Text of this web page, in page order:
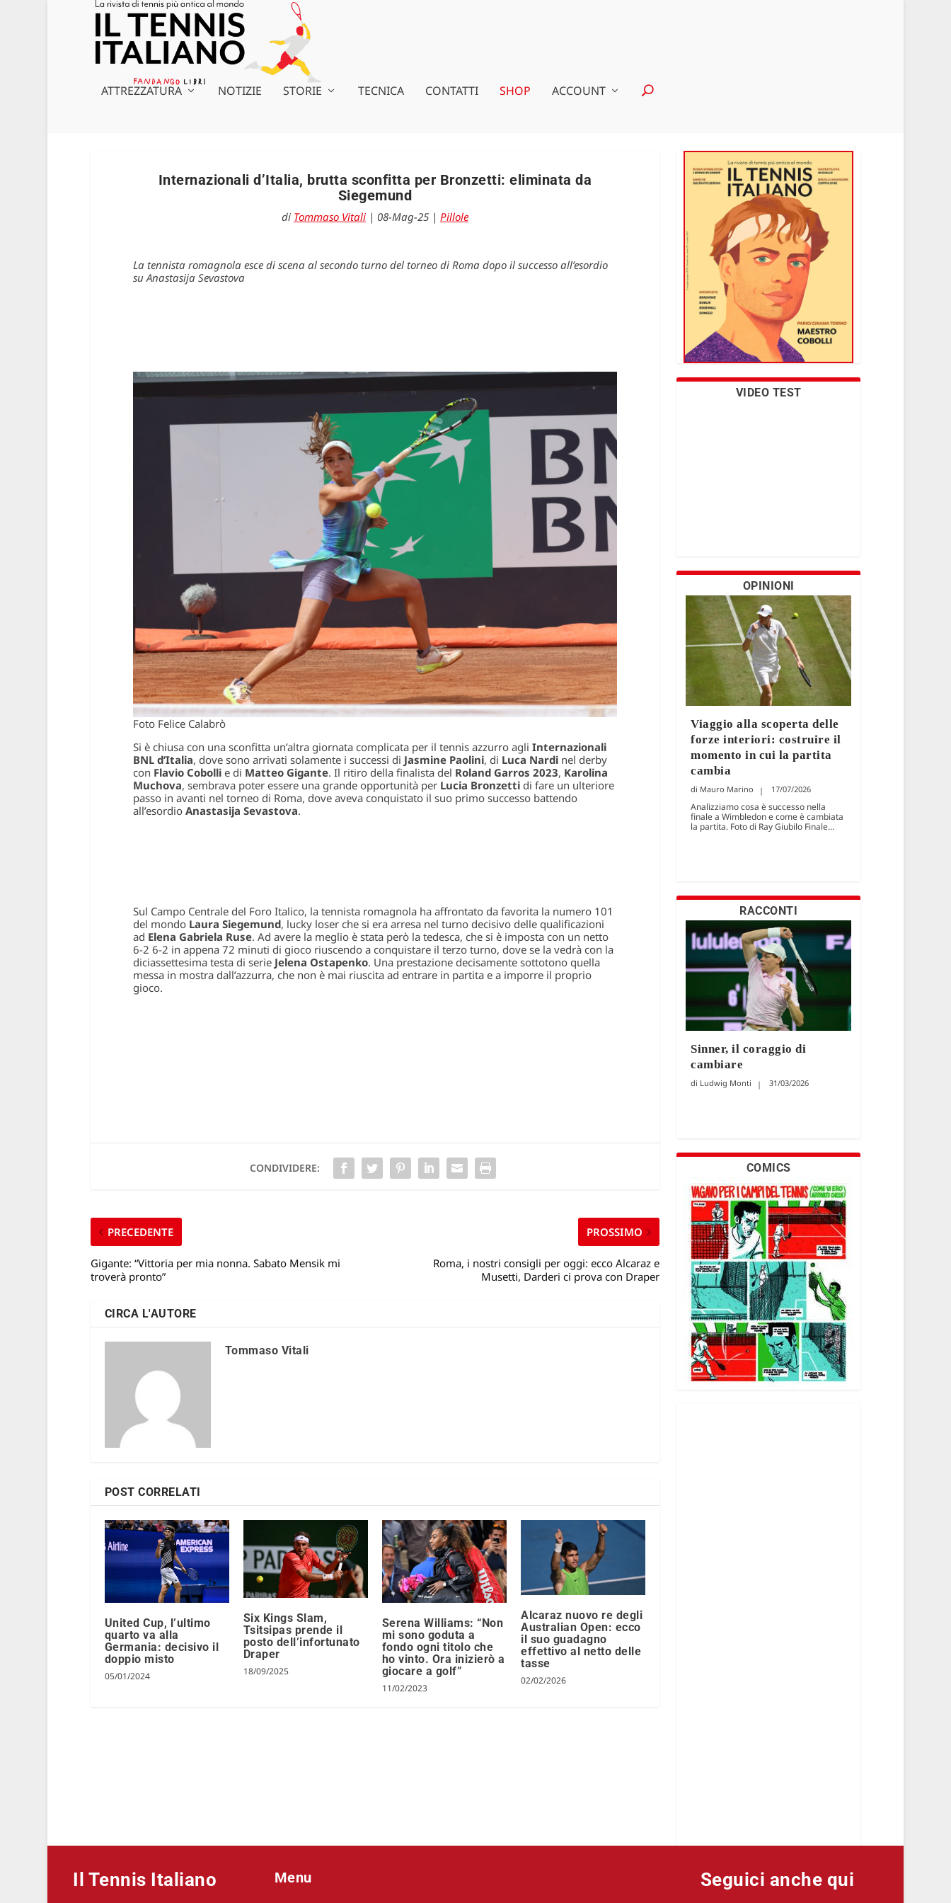
ATTREZZATURA NOTIZIE STORIE TECNICA CONTATTI SHOP ACCOUNT
Internazionali d’Italia, brutta sconfitta per Bronzetti: eliminata da
Siegemund
di Tommaso Vitali| 08-Mag-25| Pillole
La tennista romagnola esce di scena al secondo turno del torneo di Roma dopo il successo all’esordio
su Anastasija Sevastova
Foto Felice Calabrò
Si è chiusa con una sconfitta un’altra giornata complicata per il tennis azzurro agli Internazionali
BNL d’Italia, dove sono arrivati solamente i successi di Jasmine Paolini, di Luca Nardinel derby
con Flavio Cobollie di Matteo Gigante. Il ritiro della finalista del Roland Garros 2023, Karolina
Muchova, sembrava poter essere una grande opportunità per Lucia Bronzettidi fare un ulteriore
passo in avanti nel torneo di Roma, dove aveva conquistato il suo primo successo battendo
all’esordio Anastasija Sevastova.
Sul Campo Centrale del Foro Italico, la tennista romagnola ha affrontato da favorita la numero 101
del mondo Laura Siegemund, lucky loser che si era arresa nel turno decisivo delle qualificazioni
ad Elena Gabriela Ruse. Ad avere la meglio è stata però la tedesca, che si è imposta con un netto
6-2 6-2 in appena 72 minuti di gioco riuscendo a conquistare il terzo turno, dove se la vedrà con la
diciassettesima testa di serie Jelena Ostapenko. Una prestazione decisamente sottotono quella
messa in mostra dall’azzurra, che non è mai riuscita ad entrare in partita e a imporre il proprio
gioco.
CONDIVIDERE:
PRECEDENTE
Gigante: “Vittoria per mia nonna. Sabato Mensik mi
troverà pronto”
PROSSIMO
Roma, i nostri consigli per oggi: ecco Alcaraz e
Musetti, Darderi ci prova con Draper
CIRCA L'AUTORE
Tommaso Vitali
POST CORRELATI
United Cup, l’ultimo
quarto va alla
Germania: decisivo il
doppio misto
05/01/2024
Six Kings Slam,
Tsitsipas prende il
posto dell’infortunato
Draper
18/09/2025
Serena Williams: “Non
mi sono goduta a
fondo ogni titolo che
ho vinto. Ora inizierò a
giocare a golf”
11/02/2023
Alcaraz nuovo re degli
Australian Open: ecco
il suo guadagno
effettivo al netto delle
tasse
02/02/2026
VIDEO TEST
OPINIONI
Viaggio alla scoperta delle
forze interiori: costruire il
momento in cui la partita
cambia
Mauro Marino 17/07/2026
Analizziamo cosa è successo nella
finale a Wimbledon e come è cambiata
la partita. Foto di Ray Giubilo Finale...
RACCONTI
Sinner, il coraggio di
cambiare
Ludwig Monti 31/03/2026
COMICS
Il Tennis Italiano Menu Seguici anche qui